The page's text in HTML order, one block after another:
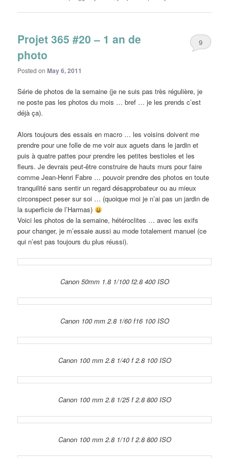
Projet 365 #20 – 1 an de
photo
Posted onMay 6, 2011
9
Série de photos de la semaine (je ne suis pas très régulière, je
ne poste pas les photos du mois … bref … je les prends c’est
déjà ça).
Alors toujours des essais en macro … les voisins doivent me
prendre pour une folle de me voir aux aguets dans le jardin et
puis à quatre pattes pour prendre les petites bestioles et les
fleurs. Je devrais peut-être construire de hauts murs pour faire
comme Jean-Henri Fabre … pouvoir prendre des photos en toute
tranquilité sans sentir un regard désapprobateur ou au mieux
circonspect peser sur soi … (quoique moi je n’ai pas un jardin de
la superficie de l’Harmas)
Voici les photos de la semaine, hétéroclites … avec les exifs
pour changer, je m’essaie aussi au mode totalement manuel (ce
qui n’est pas toujours du plus réussi).
Canon 50mm 1.8 1/100 f2.8 400 ISO
Canon 100 mm 2.8 1/60 f16 100 ISO
Canon 100 mm 2.8 1/40 f 2.8 100 ISO
Canon 100 mm 2.8 1/25 f 2.8 800 ISO
Canon 100 mm 2.8 1/10 f 2.8 800 ISO